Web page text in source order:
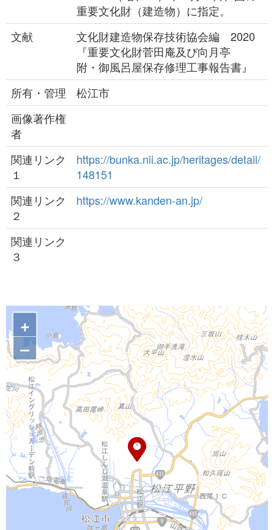
重要文化財（建造物）に指定。
文献
文化財建造物保存技術協会編 2020
『重要文化財菅田庵及び向月亭
附・御風呂屋保存修理工事報告書』
所有・管理
松江市
画像著作権
者
関連リンク
１
https://bunka.nii.ac.jp/heritages/detail/
148151
関連リンク
２
https://www.kanden-an.jp/
関連リンク
３
+
–